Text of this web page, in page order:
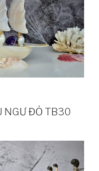
NGƯ ĐỎ TB30